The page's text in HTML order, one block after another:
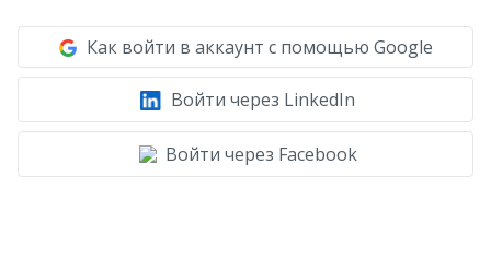
Как войти в аккаунт с помощью Google
Войти через LinkedIn
Войти через Facebook